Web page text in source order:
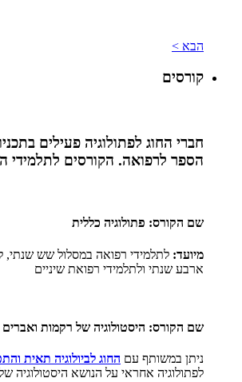
הבא >
קורסים
חברי החוג לפתולוגיה פעילים
הספר לרפואה. הקורסים לתלמידי
שם הקורס: פתולוגיה כללית
מיועד: לתלמידי רפואה במסלול שש שנתי,
ארבע שנתי ולתלמידי רפואת שיניים
שם הקורס: היסטולוגיה של רקמות ואברים
ניתן במשותף עם החוג לביולוגיה תאית
לפתולוגיה אחראי על הנושא היסטולוגיה